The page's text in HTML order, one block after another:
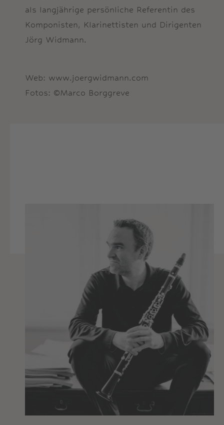
als langjährige persönliche Referentin des
Komponisten, Klarinettisten und Dirigenten
Jörg Widmann.
Web: www.joergwidmann.com
Fotos: ©Marco Borggreve